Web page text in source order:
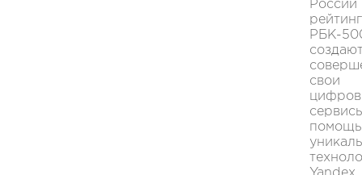
России
РБК-
свои